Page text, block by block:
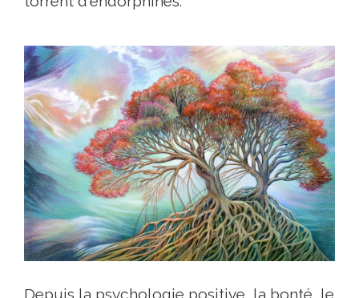
Depuis la psychologie positive, la bonté, le